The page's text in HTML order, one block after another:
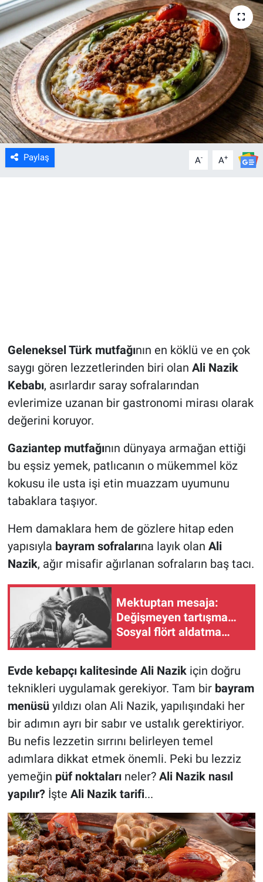
Paylaş A- A+
Geleneksel Türk mutfağının en köklü ve en çok
saygı gören lezzetlerinden biri olan Ali Nazik
Kebabı, asırlardır saray sofralarından
evlerimize uzanan bir gastronomi mirası olarak
değerini koruyor.
Gaziantep mutfağının dünyaya armağan ettiği
bu eşsiz yemek, patlıcanın o mükemmel köz
kokusu ile usta işi etin muazzam uyumunu
tabaklara taşıyor.
Hem damaklara hem de gözlere hitap eden
yapısıyla bayram sofralarına layık olan Ali
Nazik, ağır misafir ağırlanan sofraların baş tacı.
Mektuptan mesaja:
Değişmeyen tartışma…
Sosyal flört aldatma
Evde kebapçı kalitesinde Ali Nazikiçin doğru
teknikleri uygulamak gerekiyor. Tam bir bayram
menüsüyıldızı olan Ali Nazik, yapılışındaki her
bir adımın ayrı bir sabır ve ustalık gerektiriyor.
Bu nefis lezzetin sırrını belirleyen temel
adımlara dikkat etmek önemli. Peki bu lezziz
yemeğin püf noktalarıneler? Ali Nazik nasıl
yapılır?İşte Ali Nazik tarifi...